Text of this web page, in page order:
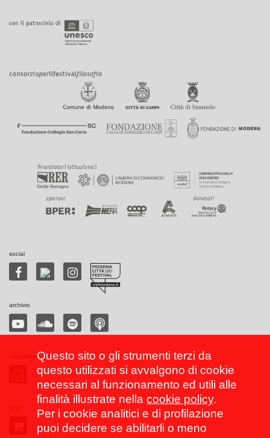
social
archivio
Questo sito o gli strumenti terzi da
questo utilizzati si avvalgono di cookie
necessari al funzionamento ed utili alle
finalità illustrate nella cookie policy.
Per i cookie analitici e di profilazione
puoi decidere se abilitarli o meno